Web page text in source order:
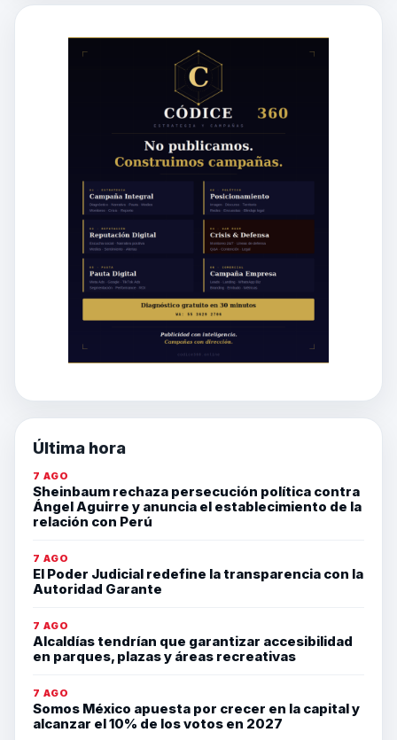
Última hora
7 AGO
Sheinbaum rechaza persecución política contra
Ángel Aguirre y anuncia el establecimiento de la
relación con Perú
7 AGO
El Poder Judicial redefine la transparencia con la
Autoridad Garante
7 AGO
Alcaldías tendrían que garantizar accesibilidad
en parques, plazas y áreas recreativas
7 AGO
Somos México apuesta por crecer en la capital y
alcanzar el 10% de los votos en 2027